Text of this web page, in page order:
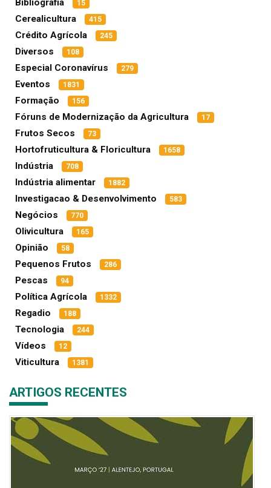
Bibliografia 15
Cerealicultura 415
Crédito Agrícola 245
Diversos 108
Especial Coronavírus 279
Eventos 1831
Formação 156
Fóruns de Modernização da Agricultura 17
Frutos Secos 73
Hortofruticultura & Floricultura 1658
Indústria 708
Indústria alimentar 1882
Investigacao & Desenvolvimento 583
Negócios 770
Olivicultura 165
Opinião 58
Pequenos Frutos 286
Pescas 94
Política Agrícola 1332
Regadio 188
Tecnologia 244
Vídeos 12
Viticultura 1381
ARTIGOS RECENTES